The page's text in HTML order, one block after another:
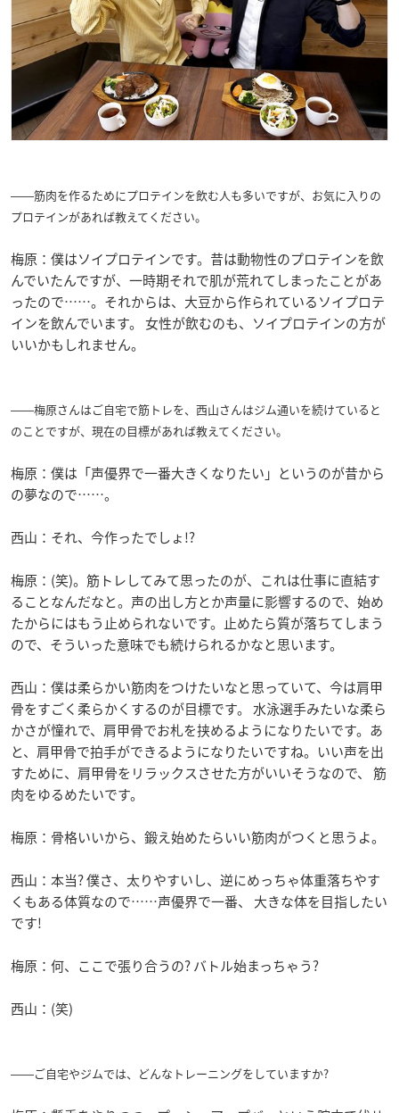
――筋肉を作るためにプロテインを飲む人も多いですが、お気に入りの
プロテインがあれば教えてください。
梅原：僕はソイプロテインです。昔は動物性のプロテインを飲
んでいたんですが、一時期それで肌が荒れてしまったことがあ
ったので……。それからは、大豆から作られているソイプロテ
インを飲んでいます。 女性が飲むのも、ソイプロテインの方が
いいかもしれません。
――梅原さんはご自宅で筋トレを、西山さんはジム通いを続けていると
のことですが、現在の目標があれば教えてください。
梅原：僕は「声優界で一番大きくなりたい」というのが昔から
の夢なので……。
西山：それ、今作ったでしょ!?
梅原：(笑)。筋トレしてみて思ったのが、これは仕事に直結す
ることなんだなと。声の出し方とか声量に影響するので、始め
たからにはもう止められないです。止めたら質が落ちてしまう
ので、そういった意味でも続けられるかなと思います。
西山：僕は柔らかい筋肉をつけたいなと思っていて、今は肩甲
骨をすごく柔らかくするのが目標です。 水泳選手みたいな柔ら
かさが憧れで、肩甲骨でお札を挟めるようになりたいです。あ
と、肩甲骨で拍手ができるようになりたいですね。いい声を出
すために、肩甲骨をリラックスさせた方がいいそうなので、 筋
肉をゆるめたいです。
梅原：骨格いいから、鍛え始めたらいい筋肉がつくと思うよ。
西山：本当? 僕さ、太りやすいし、逆にめっちゃ体重落ちやす
くもある体質なので……声優界で一番、 大きな体を目指したい
です!
梅原：何、ここで張り合うの? バトル始まっちゃう?
西山：(笑)
――ご自宅やジムでは、どんなトレーニングをしていますか?